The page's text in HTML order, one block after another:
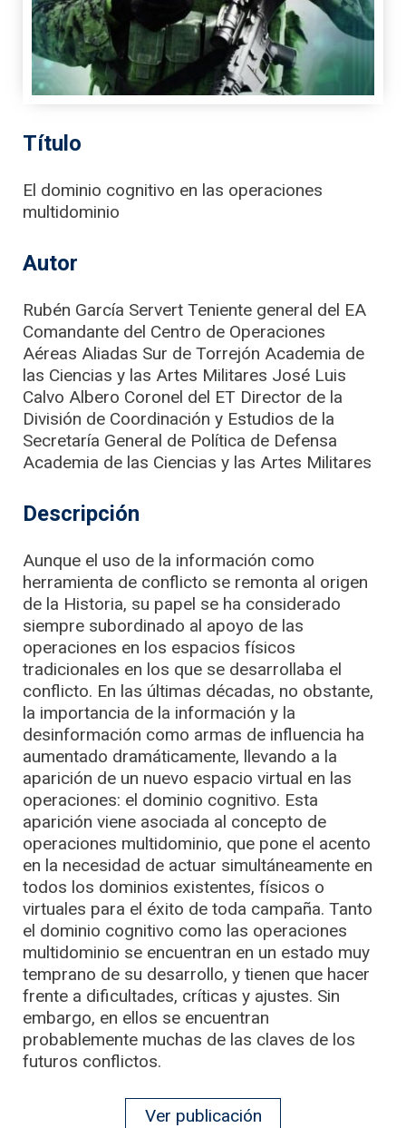
Título
El dominio cognitivo en las operaciones
multidominio
Autor
Rubén García Servert Teniente general del EA
Comandante del Centro de Operaciones
Aéreas Aliadas Sur de Torrejón Academia de
las Ciencias y las Artes Militares José Luis
Calvo Albero Coronel del ET Director de la
División de Coordinación y Estudios de la
Secretaría General de Política de Defensa
Academia de las Ciencias y las Artes Militares
Descripción
Aunque el uso de la información como
herramienta de conflicto se remonta al origen
de la Historia, su papel se ha considerado
siempre subordinado al apoyo de las
operaciones en los espacios físicos
tradicionales en los que se desarrollaba el
conflicto. En las últimas décadas, no obstante,
la importancia de la información y la
desinformación como armas de influencia ha
aumentado dramáticamente, llevando a la
aparición de un nuevo espacio virtual en las
operaciones: el dominio cognitivo. Esta
aparición viene asociada al concepto de
operaciones multidominio, que pone el acento
en la necesidad de actuar simultáneamente en
todos los dominios existentes, físicos o
virtuales para el éxito de toda campaña. Tanto
el dominio cognitivo como las operaciones
multidominio se encuentran en un estado muy
temprano de su desarrollo, y tienen que hacer
frente a dificultades, críticas y ajustes. Sin
embargo, en ellos se encuentran
probablemente muchas de las claves de los
futuros conflictos.
Ver publicación